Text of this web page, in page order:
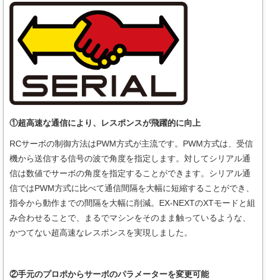
①超高速な通信により、レスポンスが飛躍的に向上
RCサーボの制御方法はPWM方式が主流です。PWM方式は、受信
機から送信する信号の波で角度を指定します。対してシリアル通
信は数値でサーボの角度を指定することができます。シリアル通
信ではPWM方式に比べて通信間隔を大幅に短縮することができ、
指令から動作までの間隔を大幅に削減。EX-NEXTのXTモードと組
み合わせることで、まるでマシンをそのまま触っているような、
かつてない超高速なレスポンスを実現しました。
②手元のプロポからサーボのパラメーターを変更可能